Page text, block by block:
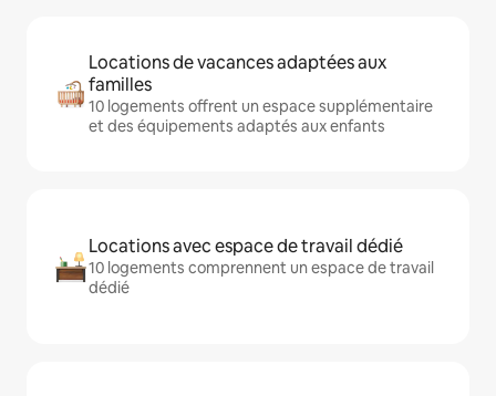
Locations de vacances adaptées aux
familles
10 logements offrent un espace supplémentaire
et des équipements adaptés aux enfants
Locations avec espace de travail dédié
10 logements comprennent un espace de travail
dédié